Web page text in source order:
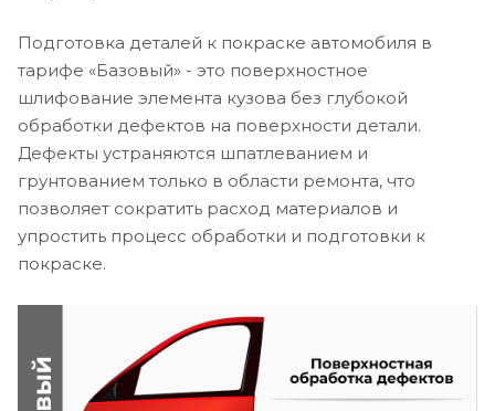
Подготовка деталей к покраске автомобиля в
тарифе «Базовый» - это поверхностное
шлифование элемента кузова без глубокой
обработки дефектов на поверхности детали.
Дефекты устраняются шпатлеванием и
грунтованием только в области ремонта, что
позволяет сократить расход материалов и
упростить процесс обработки и подготовки к
покраске.